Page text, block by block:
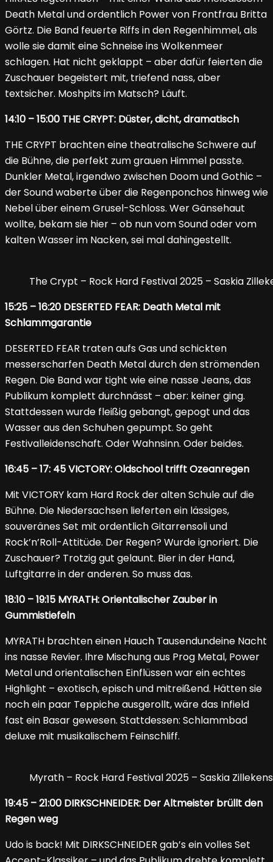
Death Metal und ordentlich Power von Frontfrau Britta
Görtz. Die Band feuerte Riffs in den Regenhimmel, als
wolle sie damit eine Schneise ins Wolkenmeer
schlagen. Hat nicht geklappt – aber dafür feierten die
Zuschauer begeistert mit, triefend nass, aber
textsicher. Moshpits im Matsch? Läuft.
14:10 – 15:00 THE CRYPT: Düster, dicht, dramatisch
THE CRYPT brachten eine theatralische Schwere auf
die Bühne, die perfekt zum grauen Himmel passte.
Dunkler Metal, irgendwo zwischen Doom und Gothic –
der Sound waberte über die Regenponchos hinweg wie
Nebel über einem Grusel-Schloss. Wer Gänsehaut
wollte, bekam sie hier – ob nun vom Sound oder vom
kalten Wasser im Nacken, sei mal dahingestellt.
The Crypt – Rock Hard Festival 2025 – Saskia
15:25 – 16:20 DESERTED FEAR: Death Metal mit
Schlammgarantie
DESERTED FEAR traten aufs Gas und schickten
messerscharfen Death Metal durch den strömenden
Regen. Die Band war tight wie eine nasse Jeans, das
Publikum komplett durchnässt – aber: keiner ging.
Stattdessen wurde fleißig gebangt, gepogt und das
Wasser aus den Schuhen gepumpt. So geht
Festivalleidenschaft. Oder Wahnsinn. Oder beides.
16:45 – 17: 45 VICTORY: Oldschool trifft Ozeanregen
Mit VICTORY kam Hard Rock der alten Schule auf die
Bühne. Die Niedersachsen lieferten ein lässiges,
souveränes Set mit ordentlich Gitarrensoli und
Rock’n’Roll-Attitüde. Der Regen? Wurde ignoriert. Die
Zuschauer? Trotzig gut gelaunt. Bier in der Hand,
Luftgitarre in der anderen. So muss das.
18:10 – 19:15 MYRATH: Orientalischer Zauber in
Gummistiefeln
MYRATH brachten einen Hauch Tausendundeine Nacht
ins nasse Revier. Ihre Mischung aus Prog Metal, Power
Metal und orientalischen Einflüssen war ein echtes
Highlight – exotisch, episch und mitreißend. Hätten sie
noch ein paar Teppiche ausgerollt, wäre das Infield
fast ein Basar gewesen. Stattdessen: Schlammbad
deluxe mit musikalischem Feinschliff.
Myrath – Rock Hard Festival 2025 – Saskia Zillekens
19:45 – 21:00 DIRKSCHNEIDER: Der Altmeister brüllt den
Regen weg
Udo is back! Mit DIRKSCHNEIDER gab’s ein volles Set